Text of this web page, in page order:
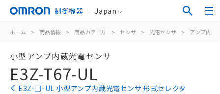
制御機器 Japan
ホーム > 商品情報 > 商品カテゴリ > センサ > 光電センサ > アンプ内蔵
小型アンプ内蔵光電センサ
E3Z-T67-UL
E3Z-□-UL 小型アンプ内蔵光電センサ 形式セレクタ